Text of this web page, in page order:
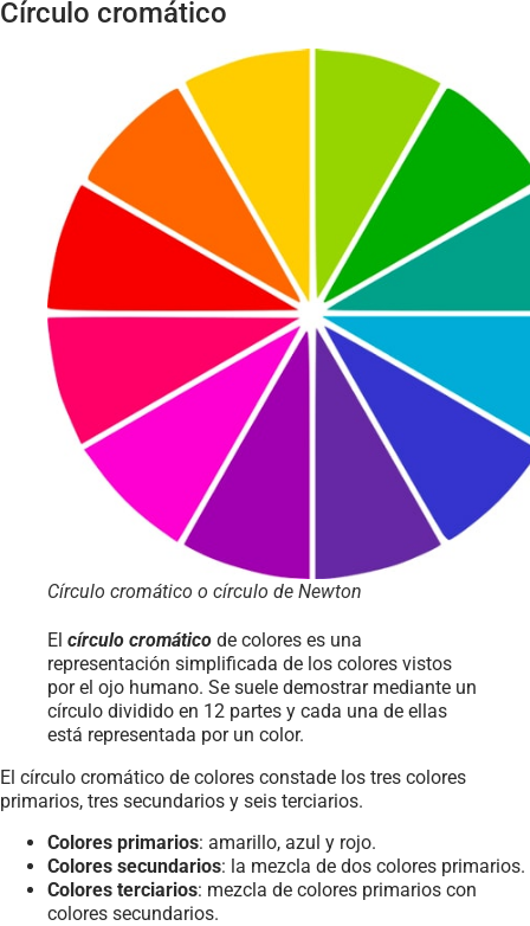
Círculo cromático
Círculo cromático o círculo de Newton
El círculo cromático de colores es una
representación simplificada de los colores vistos
por el ojo humano. Se suele demostrar mediante un
círculo dividido en 12 partes y cada una de ellas
está representada por un color.
El círculo cromático de colores constade los tres colores
primarios, tres secundarios y seis terciarios.
Colores primarios: amarillo, azul y rojo.
Colores secundarios: la mezcla de dos colores primarios.
Colores terciarios: mezcla de colores primarios con
colores secundarios.